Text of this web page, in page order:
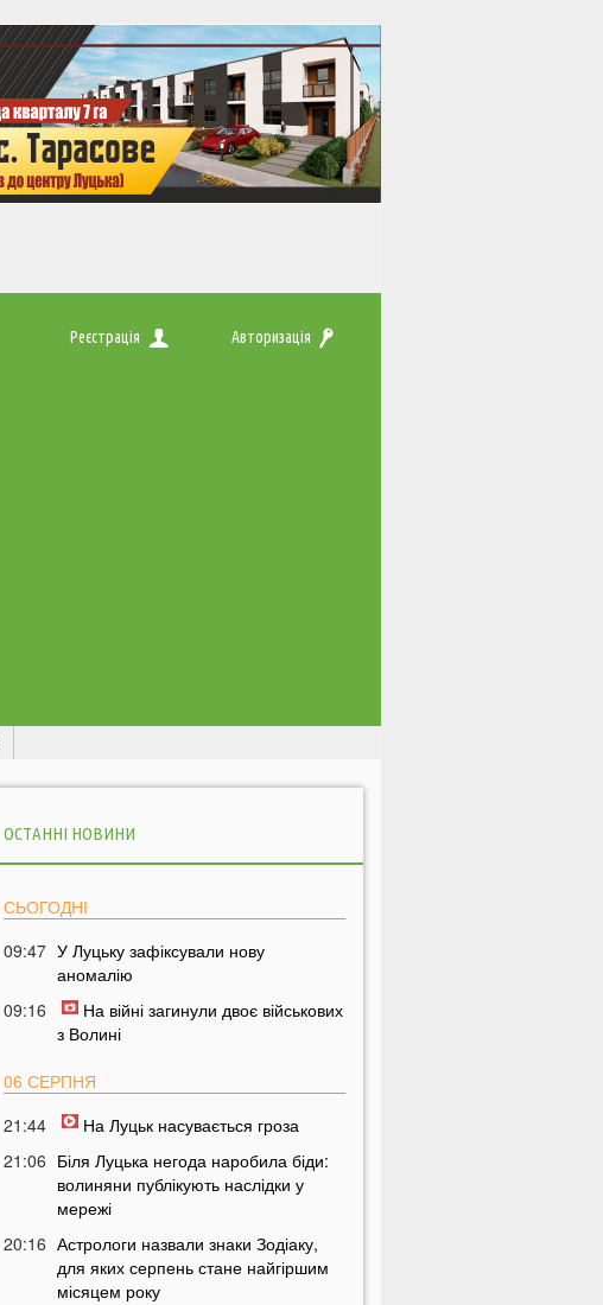
Реєстрація Авторизація
ОСТАННІ НОВИНИ
СЬОГОДНІ
09:47 У Луцьку зафіксували нову
аномалію
09:16
На війні загинули двоє військових
з Волині
06 СЕРПНЯ
21:44
На Луцьк насувається гроза
21:06 Біля Луцька негода наробила біди:
волиняни публікують наслідки у
мережі
20:16 Астрологи назвали знаки Зодіаку,
для яких серпень стане найгіршим
місяцем року